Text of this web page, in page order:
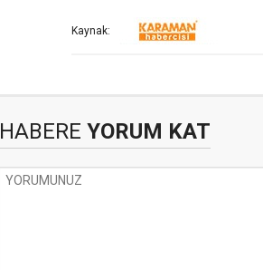
Kaynak:
HABERE YORUM KAT